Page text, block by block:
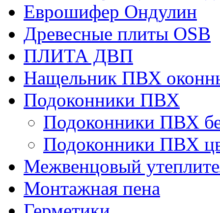
Еврошифер Ондулин
Древесные плиты OSB
ПЛИТА ДВП
Нащельник ПВХ
Подоконники ПВХ
Подоконники ПВХ
Подоконники ПВХ
Межвенцовый
Монтажная пена